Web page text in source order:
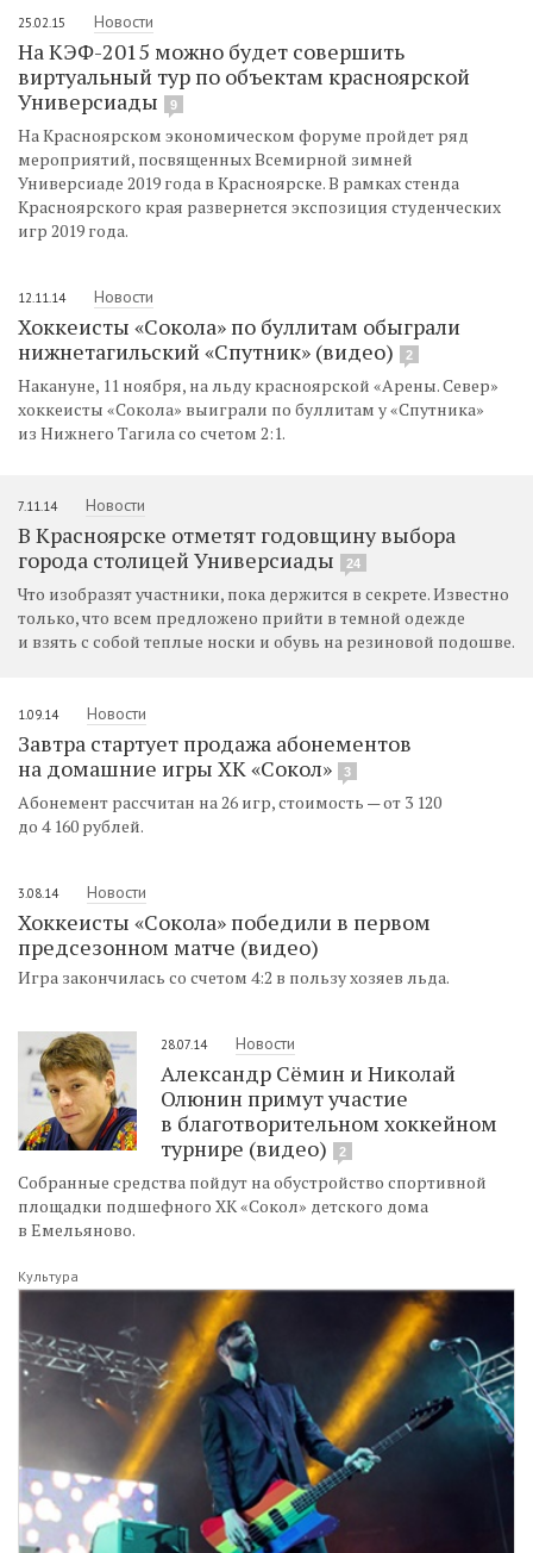
25.02.15 Новости
На КЭФ-2015 можно будет совершить
виртуальный тур по объектам красноярской
Универсиады
9
На Красноярском экономическом форуме пройдет ряд
мероприятий, посвященных Всемирной зимней
Универсиаде 2019 года в Красноярске. В рамках стенда
Красноярского края развернется экспозиция студенческих
игр 2019 года.
12.11.14 Новости
Хоккеисты «Сокола» по буллитам обыграли
нижнетагильский «Спутник» (видео)
2
Накануне, 11 ноября, на льду красноярской «Арены. Север»
хоккеисты «Сокола» выиграли по буллитам у «Спутника»
из Нижнего Тагила со счетом 2:1.
7.11.14 Новости
В Красноярске отметят годовщину выбора
города столицей Универсиады
24
Что изобразят участники, пока держится в секрете. Известно
только, что всем предложено прийти в темной одежде
и взять с собой теплые носки и обувь на резиновой подошве.
1.09.14 Новости
Завтра стартует продажа абонементов
на домашние игры ХК «Сокол»
3
Абонемент рассчитан на 26 игр, стоимость — от 3 120
до 4 160 рублей.
3.08.14 Новости
Хоккеисты «Сокола» победили в первом
предсезонном матче (видео)
Игра закончилась со счетом 4:2 в пользу хозяев льда.
28.07.14 Новости
Александр Сёмин и Николай
Олюнин примут участие
в благотворительном хоккейном
турнире (видео)
2
Собранные средства пойдут на обустройство спортивной
площадки подшефного ХК «Сокол» детского дома
в Емельяново.
Культура